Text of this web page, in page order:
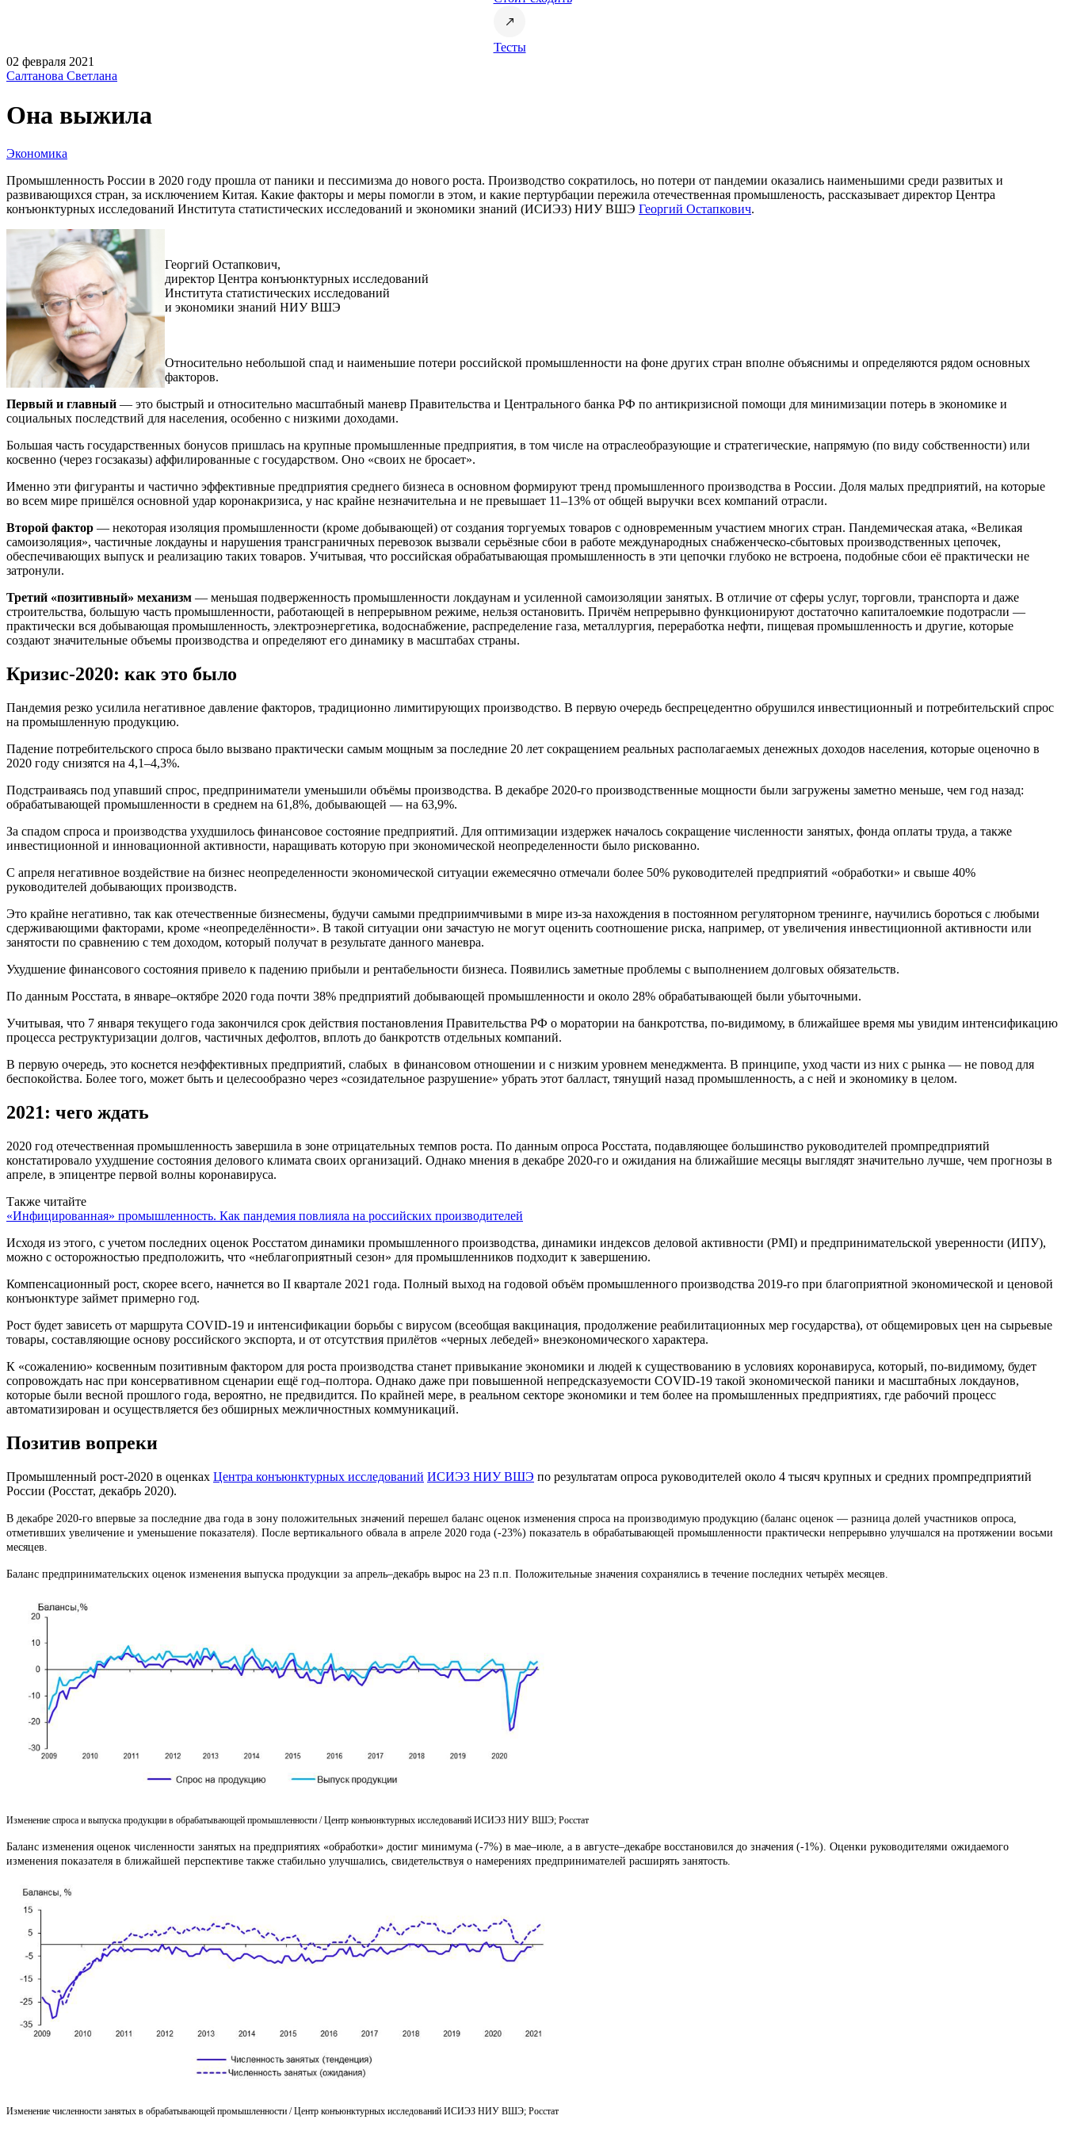
Тесты
02 февраля 2021
Салтанова Светлана
Она выжила
Экономика
Промышленность России в 2020 году прошла от паники и пессимизма до нового роста. Производство сократилось, но потери от пандемии оказались наименьшими среди развитых и
развивающихся стран, за исключением Китая. Какие факторы и меры помогли в этом, и какие пертурбации пережила отечественная промышленость, рассказывает директор Центра
конъюнктурных исследований Института статистических исследований и экономики знаний (ИСИЭЗ) НИУ ВШЭ Георгий Остапкович.
Георгий Остапкович,
директор Центра конъюнктурных исследований
Института статистических исследований
и экономики знаний НИУ ВШЭ
Относительно небольшой спад и наименьшие потери российской промышленности на фоне других стран вполне объяснимы и определяются рядом основных
факторов.
Первый и главный — это быстрый и относительно масштабный маневр Правительства и Центрального банка РФ по антикризисной помощи для минимизации потерь в экономике и
социальных последствий для населения, особенно с низкими доходами.
Большая часть государственных бонусов пришлась на крупные промышленные предприятия, в том числе на отраслеобразующие и стратегические, напрямую (по виду собственности) или
косвенно (через госзаказы) аффилированные с государством. Оно «своих не бросает».
Именно эти фигуранты и частично эффективные предприятия среднего бизнеса в основном формируют тренд промышленного производства в России. Доля малых предприятий, на которые
во всем мире пришёлся основной удар коронакризиса, у нас крайне незначительна и не превышает 11–13% от общей выручки всех компаний отрасли.
Второй фактор — некоторая изоляция промышленности (кроме добывающей) от создания торгуемых товаров с одновременным участием многих стран. Пандемическая атака, «Великая
самоизоляция», частичные локдауны и нарушения трансграничных перевозок вызвали серьёзные сбои в работе международных снабженческо-сбытовых производственных цепочек,
обеспечивающих выпуск и реализацию таких товаров. Учитывая, что российская обрабатывающая промышленность в эти цепочки глубоко не встроена, подобные сбои её практически не
затронули.
Третий «позитивный» механизм — меньшая подверженность промышленности локдаунам и усиленной самоизоляции занятых. В отличие от сферы услуг, торговли, транспорта и даже
строительства, большую часть промышленности, работающей в непрерывном режиме, нельзя остановить. Причём непрерывно функционируют достаточно капиталоемкие подотрасли —
практически вся добывающая промышленность, электроэнергетика, водоснабжение, распределение газа, металлургия, переработка нефти, пищевая промышленность и другие, которые
создают значительные объемы производства и определяют его динамику в масштабах страны.
Кризис-2020: как это было
Пандемия резко усилила негативное давление факторов, традиционно лимитирующих производство. В первую очередь беспрецедентно обрушился инвестиционный и потребительский спрос
на промышленную продукцию.
Падение потребительского спроса было вызвано практически самым мощным за последние 20 лет сокращением реальных располагаемых денежных доходов населения, которые оценочно в
2020 году снизятся на 4,1–4,3%.
Подстраиваясь под упавший спрос, предприниматели уменьшили объёмы производства. В декабре 2020-го производственные мощности были загружены заметно меньше, чем год назад:
обрабатывающей промышленности в среднем на 61,8%, добывающей — на 63,9%.
За спадом спроса и производства ухудшилось финансовое состояние предприятий. Для оптимизации издержек началось сокращение численности занятых, фонда оплаты труда, а также
инвестиционной и инновационной активности, наращивать которую при экономической неопределенности было рискованно.
С апреля негативное воздействие на бизнес неопределенности экономической ситуации ежемесячно отмечали более 50% руководителей предприятий «обработки» и свыше 40%
руководителей добывающих производств.
Это крайне негативно, так как отечественные бизнесмены, будучи самыми предприимчивыми в мире из-за нахождения в постоянном регуляторном тренинге, научились бороться с любыми
сдерживающими факторами, кроме «неопределённости». В такой ситуации они зачастую не могут оценить соотношение риска, например, от увеличения инвестиционной активности или
занятости по сравнению с тем доходом, который получат в результате данного маневра.
Ухудшение финансового состояния привело к падению прибыли и рентабельности бизнеса. Появились заметные проблемы с выполнением долговых обязательств.
По данным Росстата, в январе–октябре 2020 года почти 38% предприятий добывающей промышленности и около 28% обрабатывающей были убыточными.
Учитывая, что 7 января текущего года закончился срок действия постановления Правительства РФ о моратории на банкротства, по-видимому, в ближайшее время мы увидим интенсификацию
процесса реструктуризации долгов, частичных дефолтов, вплоть до банкротств отдельных компаний.
В первую очередь, это коснется неэффективных предприятий, слабых в финансовом отношении и с низким уровнем менеджмента. В принципе, уход части из них с рынка — не повод для
беспокойства. Более того, может быть и целесообразно через «созидательное разрушение» убрать этот балласт, тянущий назад промышленность, а с ней и экономику в целом.
2021: чего ждать
2020 год отечественная промышленность завершила в зоне отрицательных темпов роста. По данным опроса Росстата, подавляющее большинство руководителей промпредприятий
констатировало ухудшение состояния делового климата своих организаций. Однако мнения в декабре 2020-го и ожидания на ближайшие месяцы выглядят значительно лучше, чем прогнозы в
апреле, в эпицентре первой волны коронавируса.
Также читайте
«Инфицированная» промышленность. Как пандемия повлияла на российских производителей
Исходя из этого, с учетом последних оценок Росстатом динамики промышленного производства, динамики индексов деловой активности (PMI) и предпринимательской уверенности (ИПУ),
можно с осторожностью предположить, что «неблагоприятный сезон» для промышленников подходит к завершению.
Компенсационный рост, скорее всего, начнется во II квартале 2021 года. Полный выход на годовой объём промышленного производства 2019-го при благоприятной экономической и ценовой
конъюнктуре займет примерно год.
Рост будет зависеть от маршрута COVID-19 и интенсификации борьбы с вирусом (всеобщая вакцинация, продолжение реабилитационных мер государства), от общемировых цен на сырьевые
товары, составляющие основу российского экспорта, и от отсутствия прилётов «черных лебедей» внеэкономического характера.
К «сожалению» косвенным позитивным фактором для роста производства станет привыкание экономики и людей к существованию в условиях коронавируса, который, по-видимому, будет
сопровождать нас при консервативном сценарии ещё год–полтора. Однако даже при повышенной непредсказуемости COVID-19 такой экономической паники и масштабных локдаунов,
которые были весной прошлого года, вероятно, не предвидится. По крайней мере, в реальном секторе экономики и тем более на промышленных предприятиях, где рабочий процесс
автоматизирован и осуществляется без обширных межличностных коммуникаций.
Позитив вопреки
Промышленный рост-2020 в оценках Центра конъюнктурных исследований ИСИЭЗ НИУ ВШЭ по результатам опроса руководителей около 4 тысяч крупных и средних промпредприятий
России (Росстат, декабрь 2020).
В декабре 2020-го впервые за последние два года в зону положительных значений перешел баланс оценок изменения спроса на производимую продукцию (баланс оценок — разница долей участников опроса,
отметивших увеличение и уменьшение показателя). После вертикального обвала в апреле 2020 года (-23%) показатель в обрабатывающей промышленности практически непрерывно улучшался на протяжении восьми
месяцев.
Баланс предпринимательских оценок изменения выпуска продукции за апрель–декабрь вырос на 23 п.п. Положительные значения сохранялись в течение последних четырёх месяцев.
Изменение спроса и выпуска продукции в обрабатывающей промышленности / Центр конъюнктурных исследований ИСИЭЗ НИУ ВШЭ; Росстат
Баланс изменения оценок численности занятых на предприятиях «обработки» достиг минимума (-7%) в мае–июле, а в августе–декабре восстановился до значения (-1%). Оценки руководителями ожидаемого
изменения показателя в ближайшей перспективе также стабильно улучшались, свидетельствуя о намерениях предпринимателей расширять занятость.
Изменение численности занятых в обрабатывающей промышленности / Центр конъюнктурных исследований ИСИЭЗ НИУ ВШЭ; Росстат